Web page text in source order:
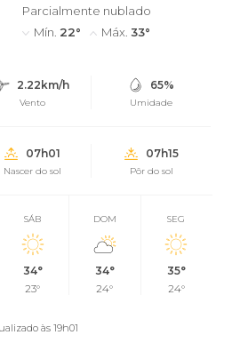
Parcialmente nublado
Mín. 22° Máx. 33°
2.22km/h
Vento
65%
Umidade
07h01
Nascer do sol
07h15
Pôr do sol
SÁB
34°
23°
DOM
34°
24°
SEG
35°
24°
às 19h01